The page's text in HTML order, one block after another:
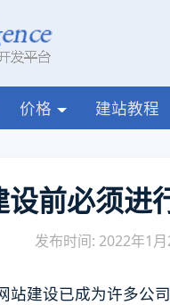
价格 建站教程
前必须进
发布时间: 2022年1
站建设已成为许多公